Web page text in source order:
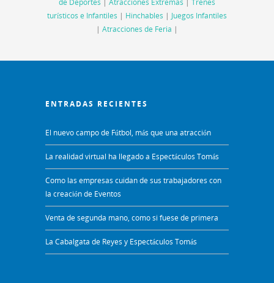
turísticos e Infantiles | Hinchables | Juegos Infantiles
| Atracciones de Feria |
ENTRADAS RECIENTES
El nuevo campo de Fútbol, más que una atracción
La realidad virtual ha llegado a Espectáculos Tomás
Como las empresas cuidan de sus trabajadores con
la creación de Eventos
Venta de segunda mano, como si fuese de primera
La Cabalgata de Reyes y Espectáculos Tomás